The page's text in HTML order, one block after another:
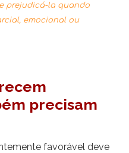
prejudicá-la quando
emocional ou
precisam
favorável deve